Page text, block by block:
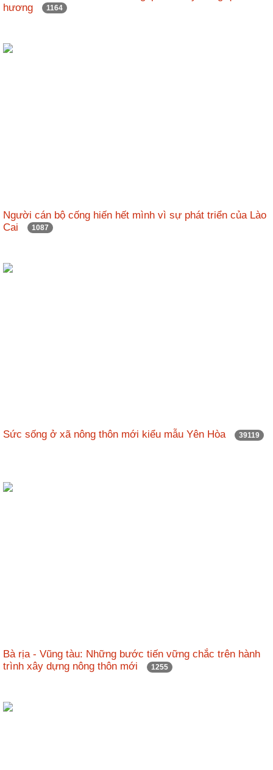
hương
1164
Người cán bộ cống hiến hết mình vì sự phát triển của Lào
Cai
1087
Sức sống ở xã nông thôn mới kiểu mẫu Yên Hòa 39119
Bà rịa - Vũng tàu: Những bước tiến vững chắc trên hành
trình xây dựng nông thôn mới
1255